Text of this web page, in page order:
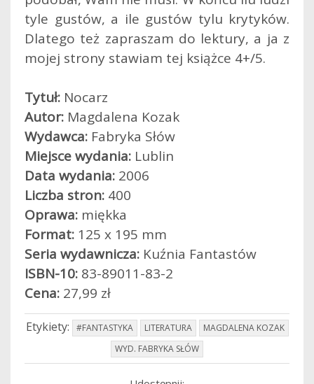
tyle gustów, a ile gustów tylu krytyków.
Dlatego też zapraszam do lektury, a ja z
mojej strony stawiam tej książce 4+/5.
Tytuł: Nocarz
Autor: Magdalena Kozak
Wydawca: Fabryka Słów
Miejsce wydania: Lublin
Data wydania: 2006
Liczba stron: 400
Oprawa: miękka
Format: 125 x 195 mm
Seria wydawnicza: Kuźnia Fantastów
ISBN-10: 83-89011-83-2
Cena: 27,99 zł
Etykiety: #FANTASTYKA LITERATURA
MAGDALENA KOZAK
WYD. FABRYKA SŁÓW